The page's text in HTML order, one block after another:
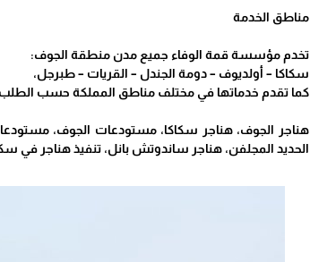
مناطق الخدمة
تخدم مؤسسة قمة الوفاء جميع مدن منطقة الجوف:
سكاكا – أولديوف – دومة الجندل – القريات – طبرجل،
كما تقدم خدماتها في مختلف مناطق المملكة حسب
هناجر الجوف، هناجر سكاكا، مستودعات الجوف،
الحديد المجلفن، هناجر ساندوتش بانل، تنفيذ هناجر في